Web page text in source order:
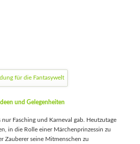
und Gelegenheiten
Fasching und Karneval gab. Heutzutage
in die Rolle einer Märchenprinzessin zu
Zauberer seine Mitmenschen zu